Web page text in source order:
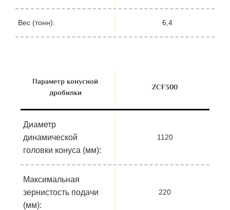
Вес (тонн): 6,4
Параметр конусной
дробилки
ZСF300
Диаметр
динамической
головки конуса (мм):
1120
Максимальная
зернистость подачи
(мм):
220